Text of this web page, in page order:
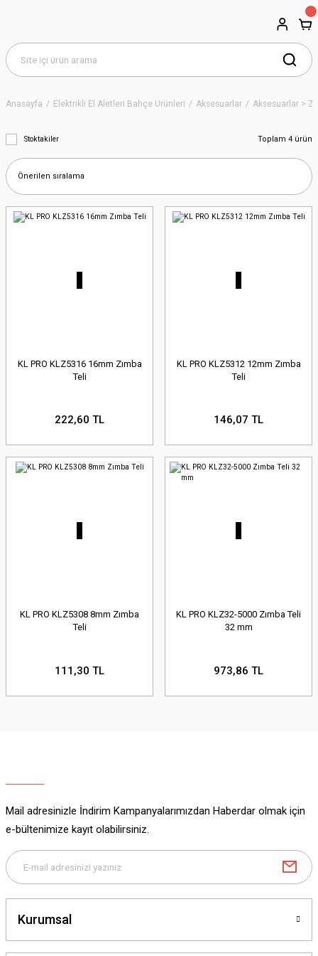
Anasayfa Elektrikli El Aletleri Bahçe Ürünleri Aksesuarlar Aksesuarlar >
Stoktakiler Toplam 4 ürün
KL PRO KLZ5316 16mm Zımba
Teli
222,60 TL
KL PRO KLZ5312 12mm Zımba
Teli
146,07 TL
KL PRO KLZ5308 8mm Zımba
Teli
111,30 TL
KL PRO KLZ32-5000 Zımba Teli
32 mm
973,86 TL
Mail adresinizle İndirim Kampanyalarımızdan Haberdar olmak için
e-bültenimize kayıt olabilirsiniz.
Kurumsal